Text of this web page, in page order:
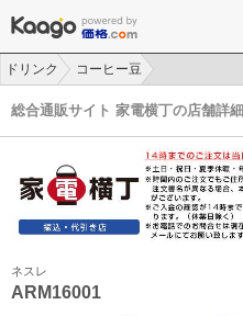
ドリンク
コーヒー豆
総合通販サイト 家電横丁の店舗詳細
ネスレ
ARM16001